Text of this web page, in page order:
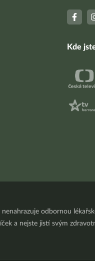
Kde
odbornou
a nejste jistí svým